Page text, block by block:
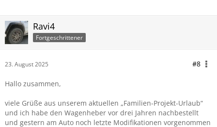
Ravi4
Fortgeschrittener
23. August 2025 #8
Hallo zusammen,
viele Grüße aus unserem aktuellen „Familien-Projekt-Urlaub“
und ich habe den Wagenheber vor drei Jahren nachbestellt
und gestern am Auto noch letzte Modifikationen vorgenommen